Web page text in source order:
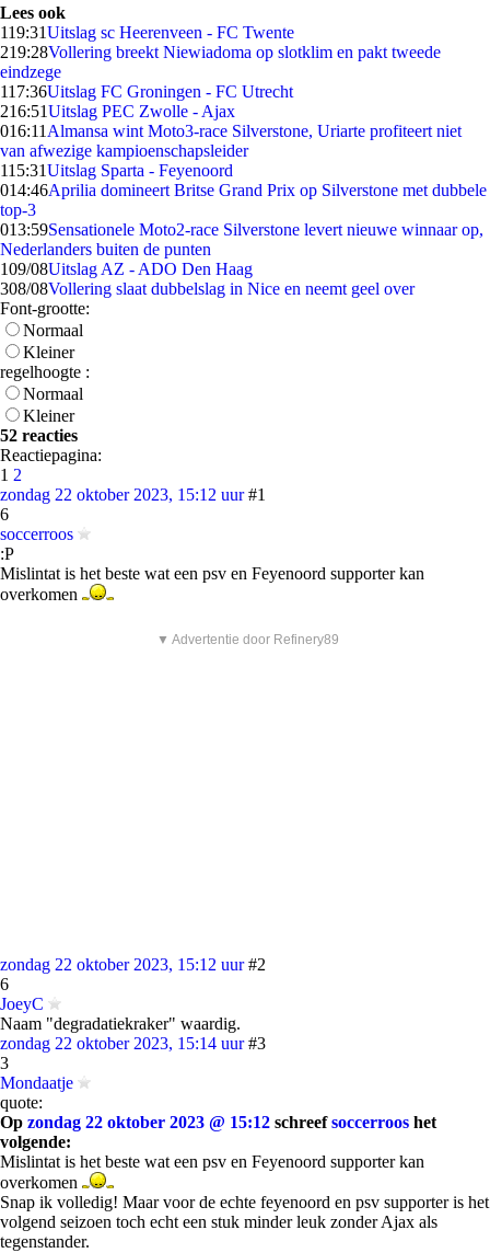
Lees ook
119:31Uitslag sc Heerenveen - FC Twente
219:28Vollering breekt Niewiadoma op slotklim en pakt tweede
eindzege
117:36Uitslag FC Groningen - FC Utrecht
216:51Uitslag PEC Zwolle - Ajax
016:11 Almansa wint Moto3-race Silverstone, Uriarte profiteert niet
van afwezige kampioenschapsleider
115:31Uitslag Sparta - Feyenoord
014:46Aprilia domineert Britse Grand Prix op Silverstone met dubbele
top-3
013:59Sensationele Moto2-race Silverstone levert nieuwe winnaar op,
Nederlanders buiten de punten
109/08Uitslag AZ - ADO Den Haag
308/08Vollering slaat dubbelslag in Nice en neemt geel over
Font-grootte:
Normaal
Kleiner
regelhoogte :
Normaal
Kleiner
52 reacties
Reactiepagina:
1 2
zondag 22 oktober 2023, 15:12 uur #1
6
soccerroos
:P
Mislintat is het beste wat een psv en Feyenoord supporter kan
overkomen
▼ Advertentie door Refinery89
zondag 22 oktober 2023, 15:12 uur #2
6
JoeyC
Naam "degradatiekraker" waardig.
zondag 22 oktober 2023, 15:14 uur #3
3
Mondaatje
quote:
Op zondag 22 oktober 2023 @ 15:12 schreefsoccerroos het
volgende:
Mislintat is het beste wat een psv en Feyenoord supporter kan
overkomen
Snap ik volledig! Maar voor de echte feyenoord en psv supporter is het
volgend seizoen toch echt een stuk minder leuk zonder Ajax als
tegenstander.